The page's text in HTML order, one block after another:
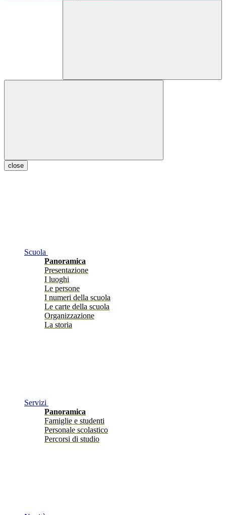
close
Scuola
Panoramica
Presentazione
I luoghi
Le persone
I numeri della scuola
Le carte della scuola
Organizzazione
La storia
Servizi
Panoramica
Famiglie e studenti
Personale scolastico
Percorsi di studio